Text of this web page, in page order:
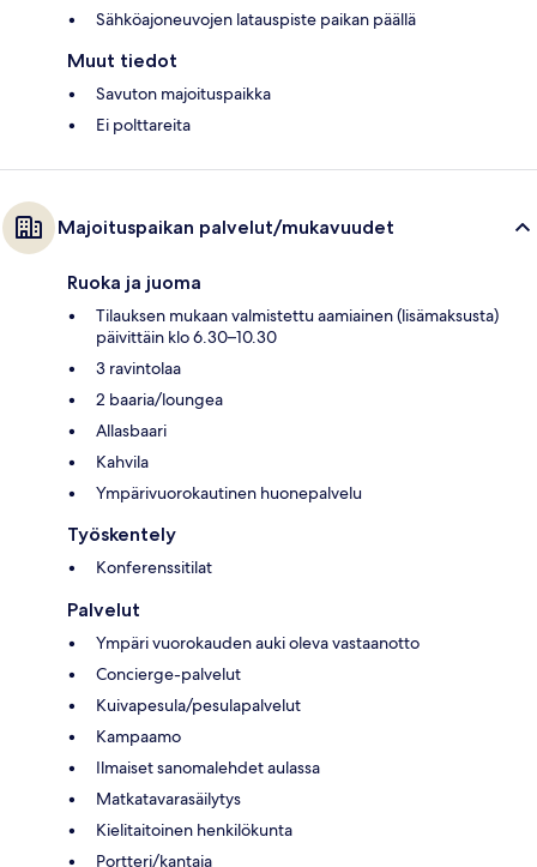
Sähköajoneuvojen latauspiste paikan päällä
Muut tiedot
Savuton majoituspaikka
Ei polttareita
Majoituspaikan palvelut/mukavuudet
Ruoka ja juoma
Tilauksen mukaan valmistettu aamiainen (lisämaksusta)
päivittäin klo 6.30–10.30
3 ravintolaa
2 baaria/loungea
Allasbaari
Kahvila
Ympärivuorokautinen huonepalvelu
Työskentely
Konferenssitilat
Palvelut
Ympäri vuorokauden auki oleva vastaanotto
Concierge-palvelut
Kuivapesula/pesulapalvelut
Kampaamo
Ilmaiset sanomalehdet aulassa
Matkatavarasäilytys
Kielitaitoinen henkilökunta
Portteri/kantaja